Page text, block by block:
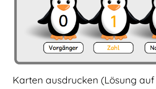
Karten ausdrucken (Lösung